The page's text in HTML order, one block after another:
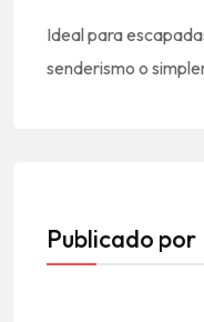
Ideal para
senderismo o
Publicado por